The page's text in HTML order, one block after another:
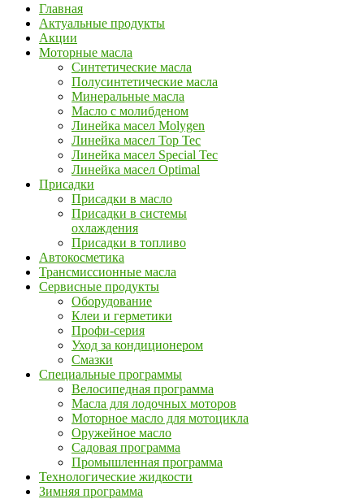
Главная
Актуальные продукты
Акции
Моторные масла
Синтетические масла
Полусинтетические масла
Минеральные масла
Масло с молибденом
Линейка масел Molygen
Линейка масел Top Tec
Линейка масел Special Tec
Линейка масел Optimal
Присадки
Присадки в масло
Присадки в системы
охлаждения
Присадки в топливо
Автокосметика
Трансмиссионные масла
Сервисные продукты
Оборудование
Клеи и герметики
Профи-серия
Уход за кондиционером
Смазки
Специальные программы
Велосипедная программа
Масла для лодочных моторов
Моторное масло для мотоцикла
Оружейное масло
Садовая программа
Промышленная программа
Технологические жидкости
Зимняя программа